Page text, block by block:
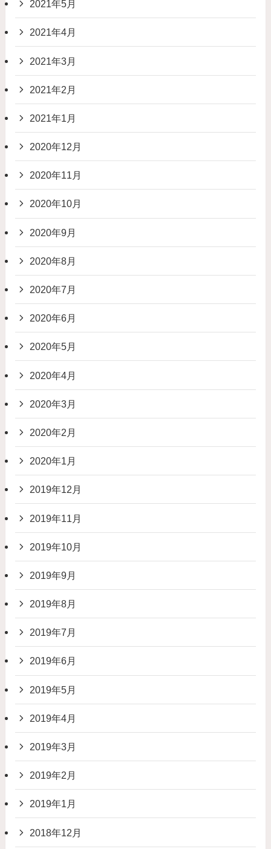
2021年5月
2021年4月
2021年3月
2021年2月
2021年1月
2020年12月
2020年11月
2020年10月
2020年9月
2020年8月
2020年7月
2020年6月
2020年5月
2020年4月
2020年3月
2020年2月
2020年1月
2019年12月
2019年11月
2019年10月
2019年9月
2019年8月
2019年7月
2019年6月
2019年5月
2019年4月
2019年3月
2019年2月
2019年1月
2018年12月